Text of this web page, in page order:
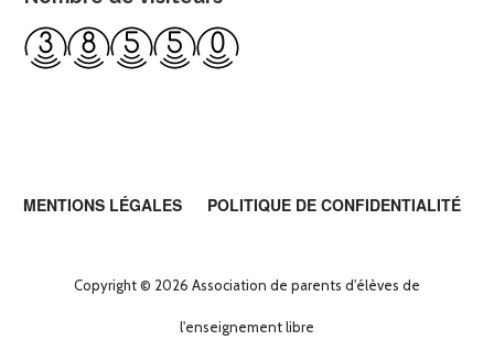
MENTIONS LÉGALES POLITIQUE DE CONFIDENTIALITÉ
Copyright © 2026 Association de parents d'élèves de
l'enseignement libre